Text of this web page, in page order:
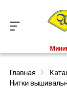
Главная
Нитки